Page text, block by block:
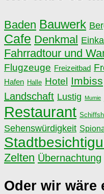
Baden Bauwerk
Cafe Denkmal
Fahrradtour und
Flugzeuge Freizeitbad
Hafen Halle Hotel Imbiss
Landschaft Lustig Mumie
Restaurant
Sehenswürdigkeit
Zelten Übernachtung
Oder wir wäre